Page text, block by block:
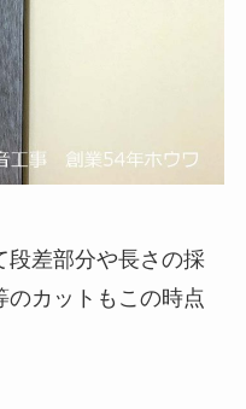
段差部分や長さの採
カットもこの時点